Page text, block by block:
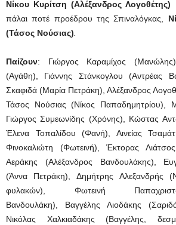
Νίκου Κυρίτση (Αλέξανδρος Λογοθέτης)
πάλαι ποτέ προέδρου της Σπιναλόγκας,
(Τάσος Νούσιας).
Παίζουν: Γιώργος Καραμίχος
(Αγάθη), Γιάννης Στάνκογλου (Αντρέας
Σκαφιδά (Μαρία Πετράκη), Αλέξανδρος
Τάσος Νούσιας (Νίκος Παπαδημητρίου),
Γιώργος Συμεωνίδης (Χρόνης), Κώστας
Έλενα Τοπαλίδου (Φανή), Αινείας
Φινοκαλιώτη (Φωτεινή), Έκτορας
Αεράκης (Αλέξανδρος Βανδουλάκης),
(Άννα Πετράκη), Δημήτρης Αλεξανδρής
φυλακών), Φωτεινή
Βανδουλάκη), Βαγγέλης Λιοδάκης
Νικόλας Χαλκιαδάκης (Βαγγέλης,